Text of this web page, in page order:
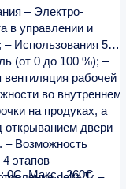
– Электро-
в управлении и
– Использования 5
(от 0 до 100 %); –
рабочей
во внутреннем
на продуках, а
открыванием двери
– Возможность
этапов
delta Т; –
0C Макс.: 260C